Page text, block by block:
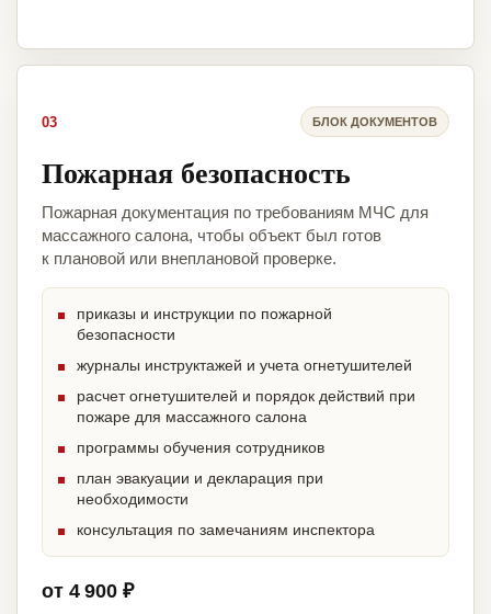
03 БЛОК ДОКУМЕНТОВ
Пожарная безопасность
Пожарная документация по требованиям МЧС для
массажного салона, чтобы объект был готов
к плановой или внеплановой проверке.
приказы и инструкции по пожарной
безопасности
журналы инструктажей и учета огнетушителей
расчет огнетушителей и порядок действий при
пожаре для массажного салона
программы обучения сотрудников
план эвакуации и декларация при
необходимости
консультация по замечаниям инспектора
от 4 900 ₽